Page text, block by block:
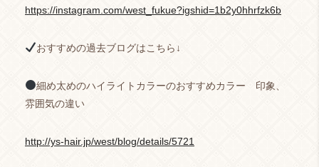
https://instagram.com/west_fukue?igshid=1b2y0hhrfzk6b
おすすめの過去ブログはこちら↓
細め太めのハイライトカラーのおすすめカラー 印象、
雰囲気の違い
http://ys-hair.jp/west/blog/details/5721